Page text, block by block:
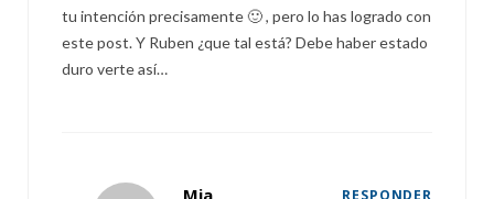
tu intención precisamente 🙂 , pero lo has logrado con
este post. Y Ruben ¿que tal está? Debe haber estado
duro verte así…
Mia RESPONDER